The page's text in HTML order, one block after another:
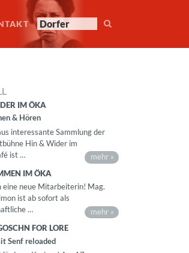
IM ÖKA
& Hören
interessante Sammlung der
Hin & Wider im
ist …
mehr »
IM ÖKA
eine neue Mitarbeiterin! Mag.
ist ab sofort als
…
mehr »
FOR LORE
Senf reloaded